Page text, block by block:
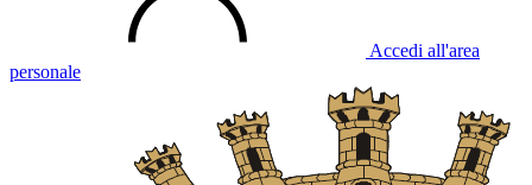
Accedi all'area
personale